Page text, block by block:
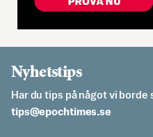
Nyhetstips
Har du tips på något vi borde
es.semithcope@spit